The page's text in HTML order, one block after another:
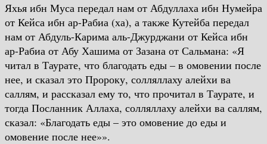
Яхья ибн Муса передал нам от Абдуллаха ибн Нумейра
от Кейса ибн ар-Рабиа (ха), а также Кутейба передал
нам от Абдуль-Карима аль-Джурджани от Кейса ибн
ар-Рабиа от Абу Хашима от Зазана от Сальмана: «Я
читал в Таурате, что благодать еды – в омовении после
нее, и сказал это Пророку, солляллаху алейхи ва
саллям, и рассказал ему то, что прочитал в Таурате, и
тогда Посланник Аллаха, солляллаху алейхи ва саллям,
сказал: «Благодать еды – это омовение до еды и
омовение после нее»».